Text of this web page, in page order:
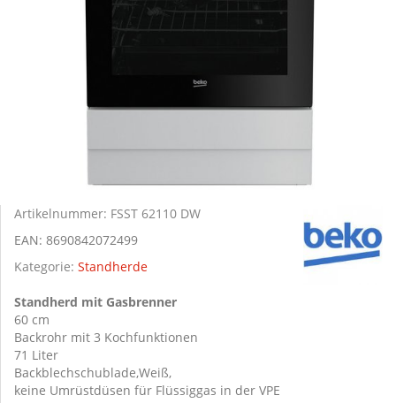
Artikelnummer: FSST 62110 DW
EAN: 8690842072499
Kategorie: Standherde
Standherd mit Gasbrenner
60 cm
Backrohr mit 3 Kochfunktionen
71 Liter
Backblechschublade,Weiß,
keine Umrüstdüsen für Flüssiggas in der VPE